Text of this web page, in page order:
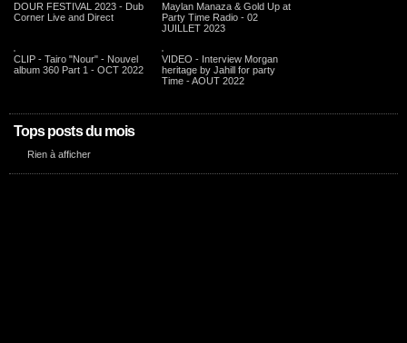
DOUR FESTIVAL 2023 - Dub
Corner Live and Direct
Maylan Manaza & Gold Up at
Party Time Radio - 02
JUILLET 2023
CLIP - Tairo "Nour" - Nouvel
album 360 Part 1 - OCT 2022
VIDEO - Interview Morgan
heritage by Jahill for party
Time - AOUT 2022
Tops posts du mois
Rien à afficher